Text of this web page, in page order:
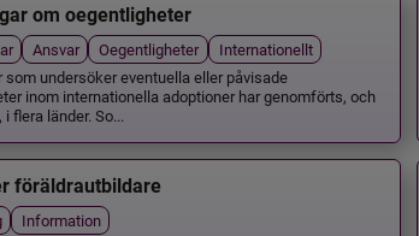
om oegentligheter
Ansvar Oegentligheter
Internationellt
som undersöker eventuella eller påvisade
inom internationella adoptioner har genomförts, och
flera länder. So...
föräldrautbildare
Information